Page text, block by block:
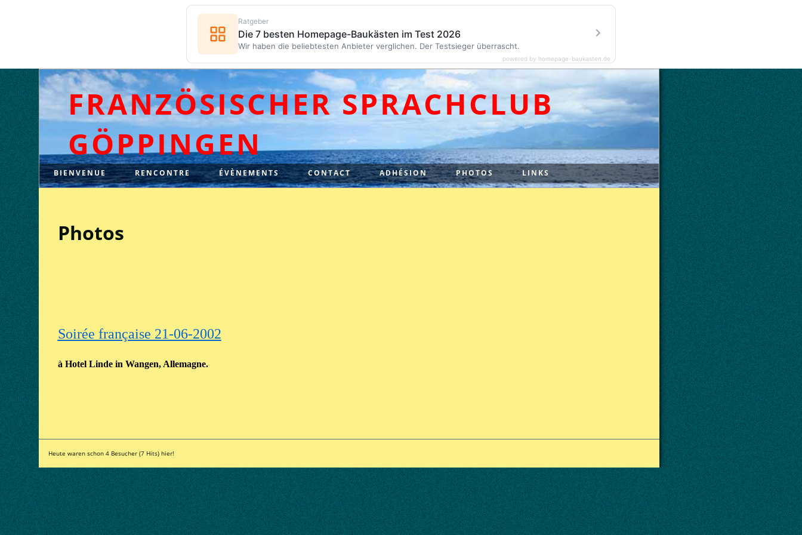
FRANZÖSISCHER SPRACHCLUB
GÖPPINGEN
BIENVENUE RENCONTRE ÉVÈNEMENTS CONTACT ADHÉSION PHOTOS LINKS
Photos
Soirée française 21-06-2002
à Hotel Linde in Wangen, Allemagne.
Heute waren schon 4 Besucher (7 Hits) hier!
Ratgeber
Die 7 besten Homepage-Baukästen im Test 2026
Wir haben die beliebtesten Anbieter verglichen. Der Testsieger überrascht.
powered by homepage-baukasten.de